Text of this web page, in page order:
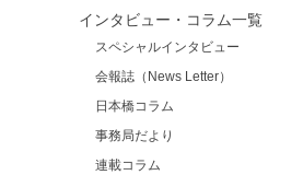
インタビュー・コラム一覧
スペシャルインタビュー
会報誌（News Letter）
日本橋コラム
事務局だより
連載コラム